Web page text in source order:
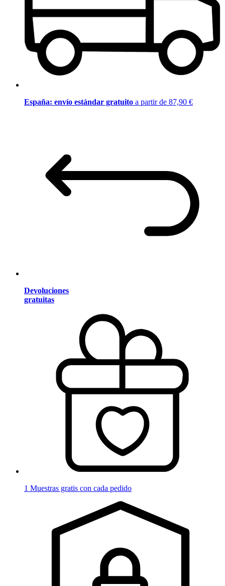
España: envío estándar gratuito a partir de 87,90 €
Devoluciones
gratuitas
1 Muestras gratis con cada pedido